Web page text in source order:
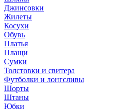
Джинсовки
Жилеты
Косухи
Обувь
Платья
Плащи
Сумки
Толстовки и свитера
Футболки и лонгсливы
Шорты
Штаны
Юбки